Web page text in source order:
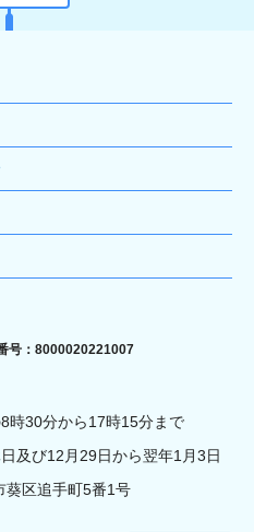
号：8000020221007
時30分から17時15分まで
及び12月29日から翌年1月3日
区追手町5番1号